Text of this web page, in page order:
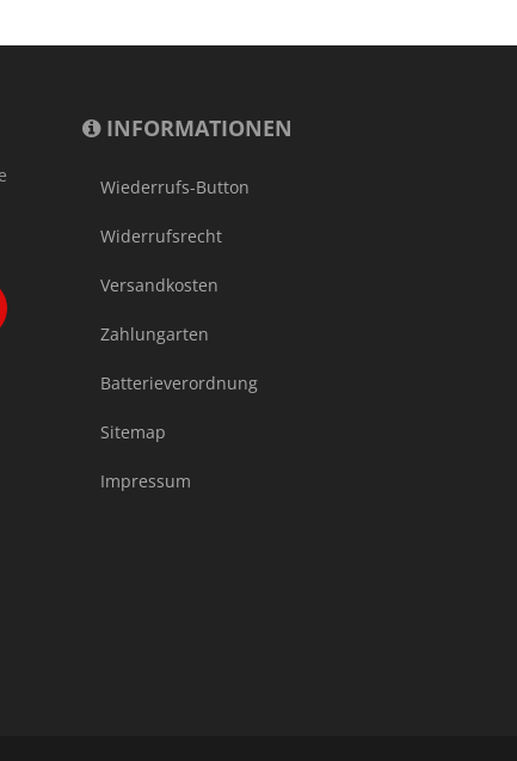
INFORMATIONEN
Wiederrufs-Button
Widerrufsrecht
Versandkosten
Zahlungarten
Batterieverordnung
Sitemap
Impressum